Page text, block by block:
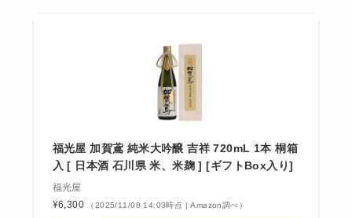
福光屋 加賀鳶 純米大吟醸 吉祥 720mL 1本 桐箱
入 [ 日本酒 石川県 米、米麹 ] [ギフトBox入り]
福光屋
¥6,300
（2025/11/08 14:03時点 | Amazon調べ）